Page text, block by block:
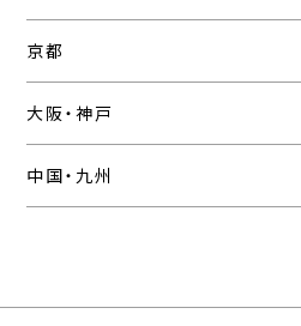
京都
大阪・神戸
中国・九州